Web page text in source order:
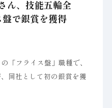
ん、技能五輪全
で銀賞を獲得
「フライス盤」職種で、
同社として初の銀賞を獲